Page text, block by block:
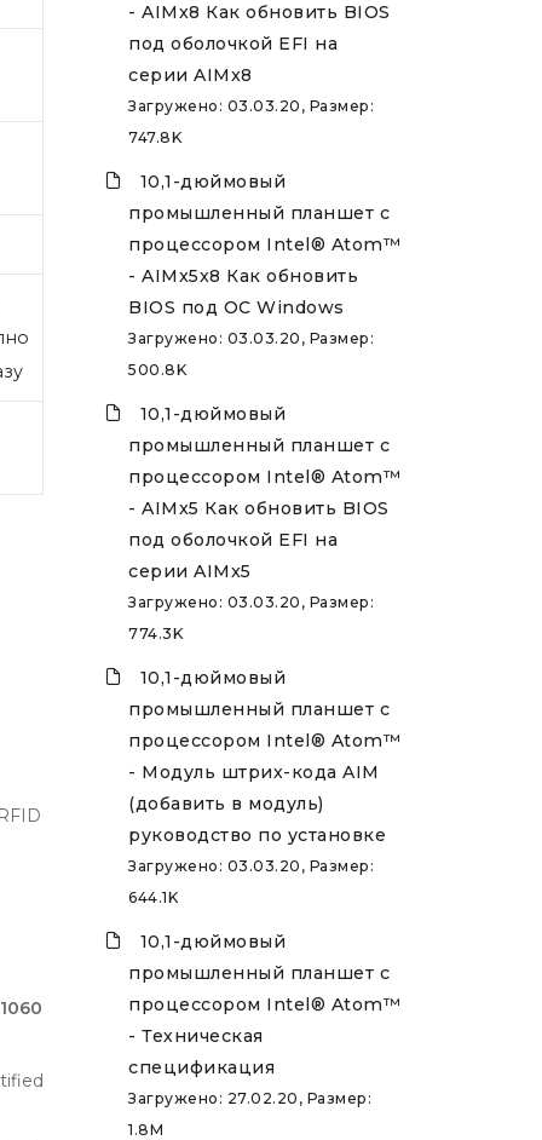
AIM-68CT-C2108000
Non-SOTI Certified
- AIMx8 Как обновить BIOS
под оболочкой EFI на
серии AIMx8
Загружено: 03.03.20, Размер:
747.8K
10,1-дюймовый
промышленный планшет с
процессором Intel® Atom™
- AIMx5x8 Как обновить
BIOS под ОС Windows
Загружено: 03.03.20, Размер:
500.8K
10,1-дюймовый
промышленный планшет с
процессором Intel® Atom™
- AIMx5 Как обновить BIOS
под оболочкой EFI на
серии AIMx5
Загружено: 03.03.20, Размер:
774.3K
10,1-дюймовый
промышленный планшет с
процессором Intel® Atom™
- Модуль штрих-кода AIM
(добавить в модуль)
руководство по установке
Загружено: 03.03.20, Размер:
644.1K
10,1-дюймовый
промышленный планшет с
процессором Intel® Atom™
- Техническая
спецификация
Загружено: 27.02.20, Размер:
1.8M